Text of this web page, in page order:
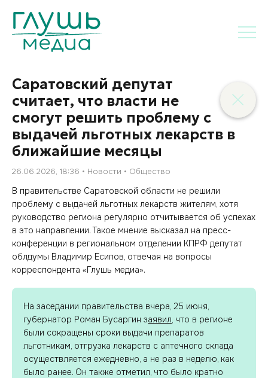
Саратовский депутат
считает, что власти не
смогут решить проблему с
выдачей льготных лекарств в
ближайшие месяцы
26.06.2026, 18:36 Новости Общество
В правительстве Саратовской области не решили
проблему с выдачей льготных лекарств жителям, хотя
руководство региона регулярно отчитывается об успехах
в это направлении. Такое мнение высказал на пресс-
конференции в региональном отделении КПРФ депутат
облдумы Владимир Есипов, отвечая на вопросы
корреспондента «Глушь медиа».
На заседании правительства вчера, 25 июня,
губернатор Роман Бусаргин заявил, что в регионе
были сокращены сроки выдачи препаратов
льготникам, отгрузка лекарств с аптечного склада
осуществляется ежедневно, а не раз в неделю, как
было ранее. Он также отметил, что было кратно